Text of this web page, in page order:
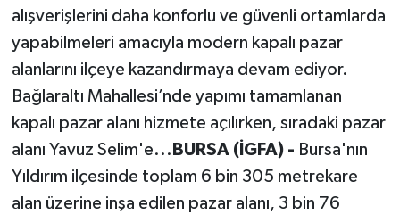
alışverişlerini daha konforlu ve güvenli ortamlarda
yapabilmeleri amacıyla modern kapalı pazar
alanlarını ilçeye kazandırmaya devam ediyor.
Bağlaraltı Mahallesi’nde yapımı tamamlanan
kapalı pazar alanı hizmete açılırken, sıradaki pazar
alanı Yavuz Selim'e... BURSA (İGFA) - Bursa'nın
Yıldırım ilçesinde toplam 6 bin 305 metrekare
alan üzerine inşa edilen pazar alanı, 3 bin 76